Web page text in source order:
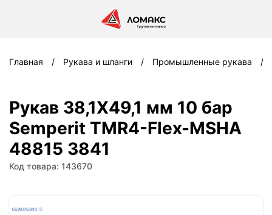
Главная Рукава и шланги Промышленные рукава
Рукав 38,1X49,1 мм 10 бар
Semperit TMR4-Flex-MSHA
48815 3841
Код товара: 143670